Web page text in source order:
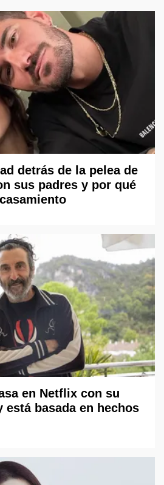
detrás de la pelea de
sus padres y por qué
en Netflix con su
está basada en hechos